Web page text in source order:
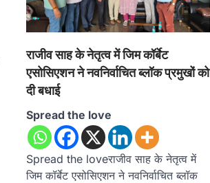
राजीव साह के नेतृत्व में जिम कॉर्बेट
एसोसिएशन ने नवनिर्वाचित ब्लॉक प्रमुखों को
दी बधाई
Spread the love
Spread the loveराजीव साह के नेतृत्व में
जिम कॉर्बेट एसोसिएशन ने नवनिर्वाचित ब्लॉक